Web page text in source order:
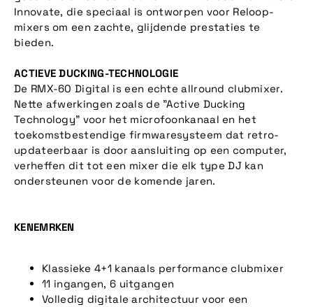
Innovate, die speciaal is ontworpen voor Reloop-
mixers om een zachte, glijdende prestaties te
bieden.
ACTIEVE DUCKING-TECHNOLOGIE
De RMX-60 Digital is een echte allround clubmixer.
Nette afwerkingen zoals de "Active Ducking
Technology" voor het microfoonkanaal en het
toekomstbestendige firmwaresysteem dat retro-
updateerbaar is door aansluiting op een computer,
verheffen dit tot een mixer die elk type DJ kan
ondersteunen voor de komende jaren.
KENEMRKEN
Klassieke 4+1 kanaals performance clubmixer
11 ingangen, 6 uitgangen
Volledig digitale architectuur voor een